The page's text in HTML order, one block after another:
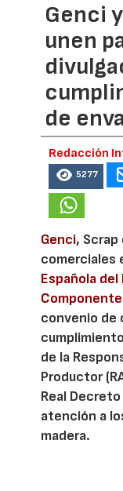
Genci
unen
de
Redacción
5277
Genci,
comerciales
Española del
convenio de
de la
Productor
Real
atención a
madera.